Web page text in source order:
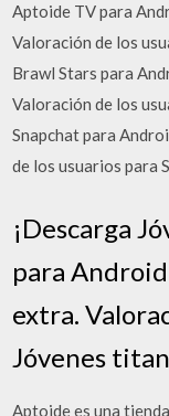
Aptoide TV para
Valoración de los
Brawl Stars para
Valoración de los
Snapchat para
de los usuarios para
¡Descarga
para
extra.
Jóvenes
Aptoide es una